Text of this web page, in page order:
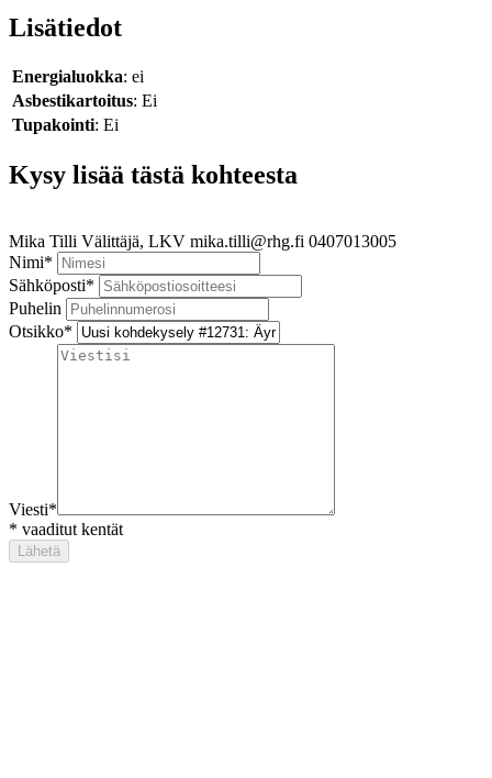
Lisätiedot
Energialuokka: ei
Asbestikartoitus: Ei
Tupakointi: Ei
Kysy lisää tästä kohteesta
Mika Tilli Välittäjä, LKV mika.tilli@rhg.fi 0407013005
Nimi*
Sähköposti*
Puhelin
Otsikko*
Viesti*
* vaaditut kentät